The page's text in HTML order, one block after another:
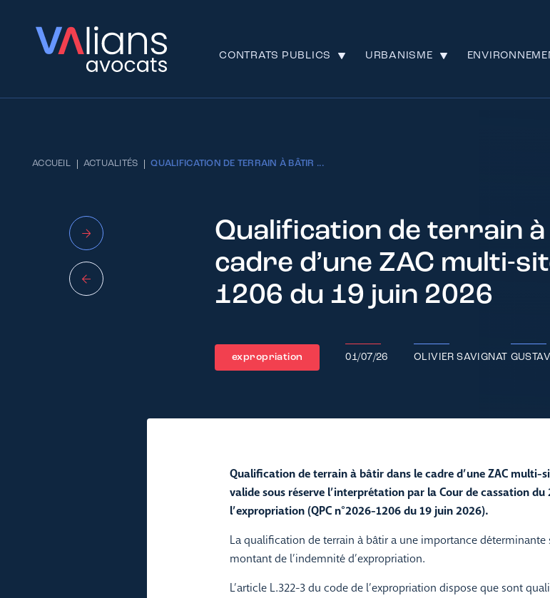
CONTRATS PUBLICS URBANISME
ACCUEIL ACTUALITÉS QUALIFICATION DE TERRAIN À BÂTIR ...
Qualification de terrain
cadre d’une ZAC multi-
1206 du 19 juin 2026
expropriation 01/07/26 OLIVIER SAVIGNAT
Qualification de terrain à bâtir dans le cadre d’une ZAC multi-
valide sous réserve l’interprétation par la Cour de cassation du
l’expropriation (QPC n°2026-1206 du 19 juin 2026).
La qualification de terrain à bâtir a une importance
montant de l’indemnité d’expropriation.
L’article L.322-3 du code de l’expropriation dispose que sont